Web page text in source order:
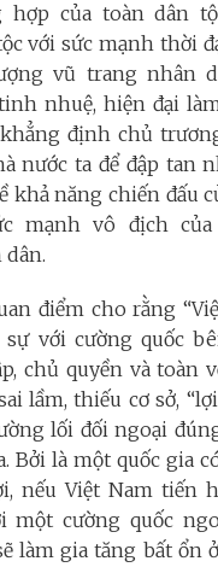
hợp của toàn dân
với sức mạnh thời
vũ trang nhân
nhuệ, hiện đại
định chủ
nước ta để đập tan
khả năng chiến đấu
mạnh vô địch
điểm cho rằng
với cường quốc
chủ quyền và toàn
lầm, thiếu cơ sở,
lối đối ngoại
Bởi là một quốc gia
nếu Việt Nam tiến
một cường quốc
làm gia tăng bất ổn